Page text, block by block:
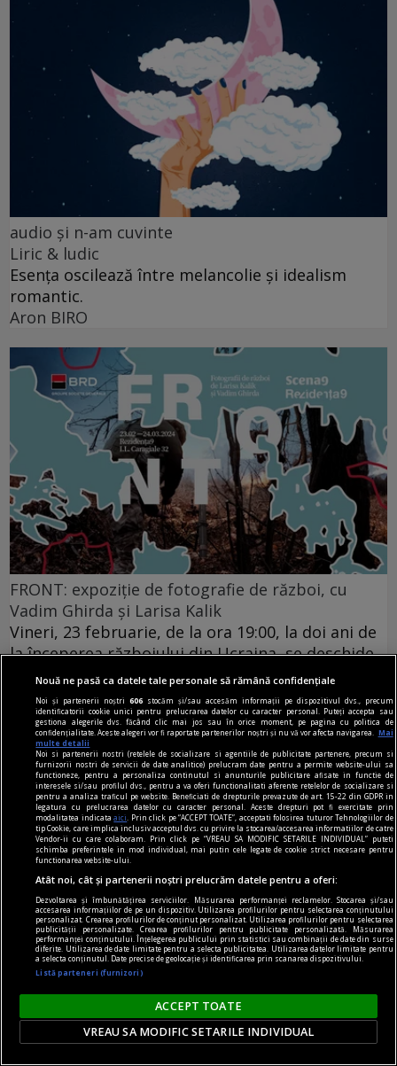
audio şi n-am cuvinte
Liric & ludic
Esența oscilează între melancolie și idealism
romantic.
Aron BIRO
FRONT: expoziție de fotografie de război, cu
Vadim Ghirda și Larisa Kalik
Vineri, 23 februarie, de la ora 19:00, la doi ani de
la începerea războiului din Ucraina, se deschide
expoziția de fotografie de război FRONT, la
Rezidența9 (I.L. Caragiale 32) din București.
în oraș
Vă invităm joi, 15 februarie, de la ora 18, la
Nouă ne pasă ca datele tale personale să rămână confidențiale
Noi și partenerii noștri606 stocăm și/sau accesăm informații pe dispozitivul dvs., precum
identificatorii cookie unici pentru prelucrarea datelor cu caracter personal. Puteți accepta sau
gestiona alegerile dvs. făcând clic mai jos sau în orice moment, pe pagina cu politica de
confidențialitate. Aceste alegeri vor fi raportate partenerilor noștri și nu vă vor afecta navigarea.
Mai
multe detalii
Noi si partenerii nostri (retelele de socializare si agentiile de publicitate partenere, precum si
furnizorii nostri de servicii de date analitice) prelucram date pentru a permite website-ului sa
functioneze, pentru a personaliza continutul si anunturile publicitare afisate in functie de
interesele si/sau profilul dvs., pentru a va oferi functionalitati aferente retelelor de socializare si
pentru a analiza traficul pe website. Beneficiati de drepturile prevazute de art. 15-22 din GDPR in
legatura cu prelucrarea datelor cu caracter personal. Aceste drepturi pot fi exercitate prin
modalitatea indicataaici
. Prin click pe “ACCEPT TOATE”, acceptati folosirea tuturor Tehnologiilor de
tip Cookie, care implica inclusiv acceptul dvs. cu privire la stocarea/accesarea informatiilor de catre
Vendor-ii cu care colaboram. Prin click pe “VREAU SA MODIFIC SETARILE INDIVIDUAL” puteti
schimba preferintele in mod individual, mai putin cele legate de cookie strict necesare pentru
functionarea website-ului.
Atât noi, cât și partenerii noștri prelucrăm datele pentru a oferi:
Dezvoltarea și îmbunătățirea serviciilor. Măsurarea performanței reclamelor. Stocarea și/sau
accesarea informațiilor de pe un dispozitiv. Utilizarea profilurilor pentru selectarea conținutului
personalizat. Crearea profilurilor de conținut personalizat. Utilizarea profilurilor pentru selectarea
publicității personalizate. Crearea profilurilor pentru publicitate personalizată. Măsurarea
performanței conținutului. Înțelegerea publicului prin statistici sau combinații de date din surse
diferite. Utilizarea de date limitate pentru a selecta publicitatea. Utilizarea datelor limitate pentru
a selecta conținutul. Date precise de geolocație și identificarea prin scanarea dispozitivului.
Listă parteneri (furnizori)
ACCEPT TOATE
VREAU SA MODIFIC SETARILE INDIVIDUAL